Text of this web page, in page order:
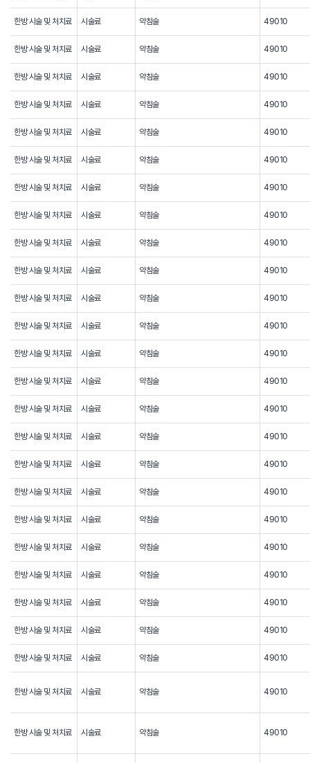
한방 시술 및 처치료 시술료 약침술 49010
한방 시술 및 처치료 시술료 약침술 49010
한방 시술 및 처치료 시술료 약침술 49010
한방 시술 및 처치료 시술료 약침술 49010
한방 시술 및 처치료 시술료 약침술 49010
한방 시술 및 처치료 시술료 약침술 49010
한방 시술 및 처치료 시술료 약침술 49010
한방 시술 및 처치료 시술료 약침술 49010
한방 시술 및 처치료 시술료 약침술 49010
한방 시술 및 처치료 시술료 약침술 49010
한방 시술 및 처치료 시술료 약침술 49010
한방 시술 및 처치료 시술료 약침술 49010
한방 시술 및 처치료 시술료 약침술 49010
한방 시술 및 처치료 시술료 약침술 49010
한방 시술 및 처치료 시술료 약침술 49010
한방 시술 및 처치료 시술료 약침술 49010
한방 시술 및 처치료 시술료 약침술 49010
한방 시술 및 처치료 시술료 약침술 49010
한방 시술 및 처치료 시술료 약침술 49010
한방 시술 및 처치료 시술료 약침술 49010
한방 시술 및 처치료 시술료 약침술 49010
한방 시술 및 처치료 시술료 약침술 49010
한방 시술 및 처치료 시술료 약침술 49010
한방 시술 및 처치료 시술료 약침술 49010
한방 시술 및 처치료 시술료 약침술 49010
한방 시술 및 처치료 시술료 약침술 49010